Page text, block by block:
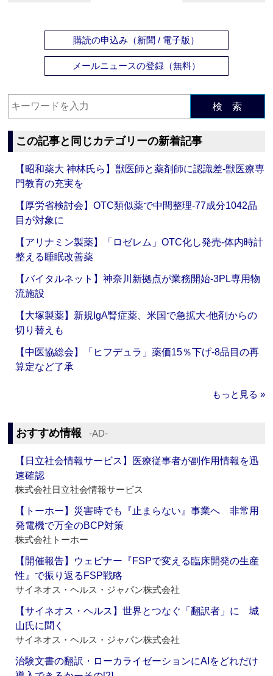
購読の申込み（新聞 / 電子版）
メールニュースの登録（無料）
検 索
この記事と同じカテゴリーの新着記事
【昭和薬大 神林氏ら】獣医師と薬剤師に認識差‐獣医療専
門教育の充実を
【厚労省検討会】OTC類似薬で中間整理‐77成分1042品
目が対象に
【アリナミン製薬】「ロゼレム」OTC化し発売‐体内時計
整える睡眠改善薬
【バイタルネット】神奈川新拠点が業務開始‐3PL専用物
流施設
【大塚製薬】新規IgA腎症薬、米国で急拡大‐他剤からの
切り替えも
【中医協総会】「ヒフデュラ」薬価15％下げ‐8品目の再
算定など了承
もっと見る »
おすすめ情報 ‐AD‐
【日立社会情報サービス】医療従事者が副作用情報を迅
速確認
株式会社日立社会情報サービス
【トーホー】災害時でも『止まらない』事業へ 非常用
発電機で万全のBCP対策
株式会社トーホー
【開催報告】ウェビナー『FSPで変える臨床開発の生産
性』で振り返るFSP戦略
サイネオス・ヘルス・ジャパン株式会社
【サイネオス・ヘルス】世界とつなぐ「翻訳者」に 城
山氏に聞く
サイネオス・ヘルス・ジャパン株式会社
治験文書の翻訳・ローカライゼーションにAIをどれだけ